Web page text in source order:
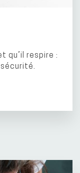
qu’il respire :